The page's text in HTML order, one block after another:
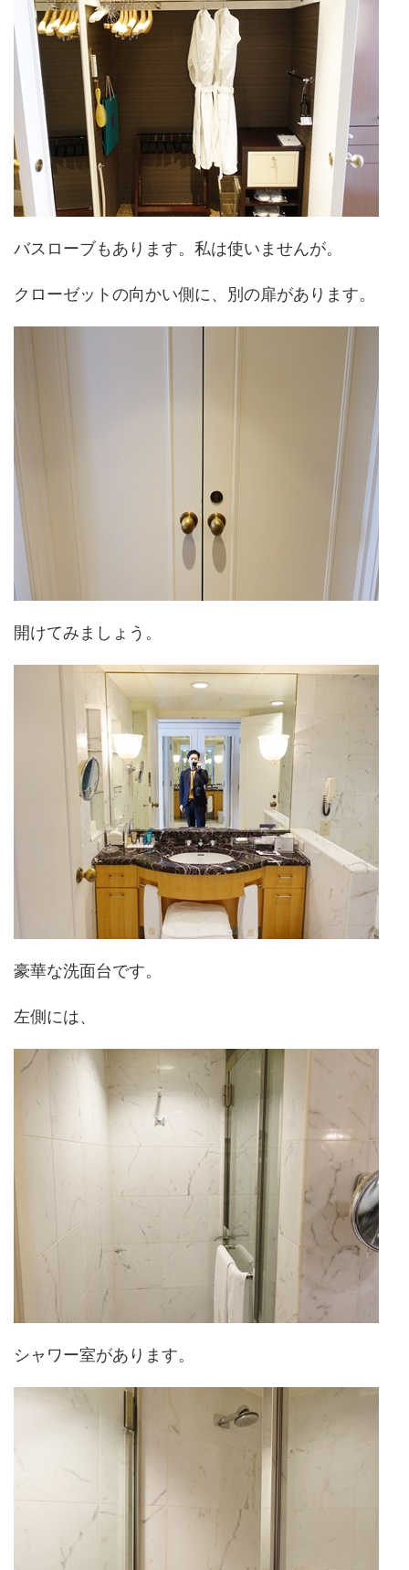
バスローブもあります。私は使いませんが。
クローゼットの向かい側に、別の扉があります。
開けてみましょう。
豪華な洗面台です。
左側には、
シャワー室があります。